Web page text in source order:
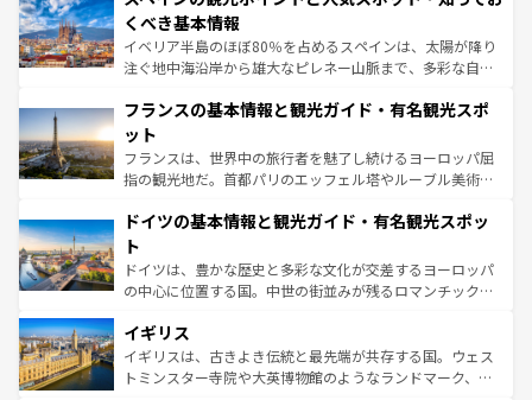
景など、自然景観も見逃せない。観光の合間には、本場の
ピザやパスタなど、絶品のイタリア料理を堪能することも
できる。朝目覚めてから夜眠るまで、すべての瞬間を楽し
なお、新着のイタリア情報はコンテンツ一覧を参照してほ
しい。
くべき基本情報
イベリア半島のほぼ80％を占めるスペインは、太陽が降り
注ぐ地中海沿岸から雄大なピレネー山脈まで、多彩な自然
文化が根付くこの国では、情熱的なフラメンコ、熱気あふ
れる闘牛、そして美味しいタパスが生活の一部となってい
る。首都マドリードの洗練された雰囲気や、バルセロナの
アートに溢れた街角から、地方では古代ローマ遺跡や中世
せる。地方によって風土や気候が異なるスペインはその個
ンテンツ一覧 を参照してほしい。
フランスの基本情報と観光ガイド・有名観光スポ
ット
フランスは、世界中の旅行者を魅了し続けるヨーロッパ屈
指の観光地だ。首都パリのエッフェル塔やルーブル美術館
で、幅広い魅力が詰まっている。華麗な宮殿、歴史的な大
聖堂、美しいビーチ、そして豊かな自然が、訪れる者を心
から魅了する。また、フランスは美食の国としても知ら
れ、フランス料理はユネスコ無形文化遺産にも登録されて
香り高いラベンダー畑など、多彩な楽しみ方が可能だ。さ
らに、パリ以外の地域にも魅力が溢れており、どの街角に
も豊かな歴史と文化が息づいている。パリ以外の個性あふ
ドイツの基本情報と観光ガイド・有名観光スポッ
ト
ドイツは、豊かな歴史と多彩な文化が交差するヨーロッパ
の中心に位置する国。中世の街並みが残るロマンチック街
顔を持つこの国は、どこを歩いても飽きることがない。ベ
ルリンの文化的活気、バイエルン州のアルプスの絶景、そ
してライン川沿いのワイン畑といった風景は必見。ビール
イギリス
イギリスは、古きよき伝統と最先端が共存する国。ウェス
トミンスター寺院や大英博物館のようなランドマーク、歴